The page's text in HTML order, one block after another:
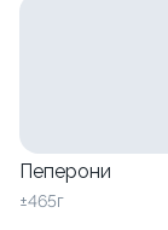
Пеперони
±465г